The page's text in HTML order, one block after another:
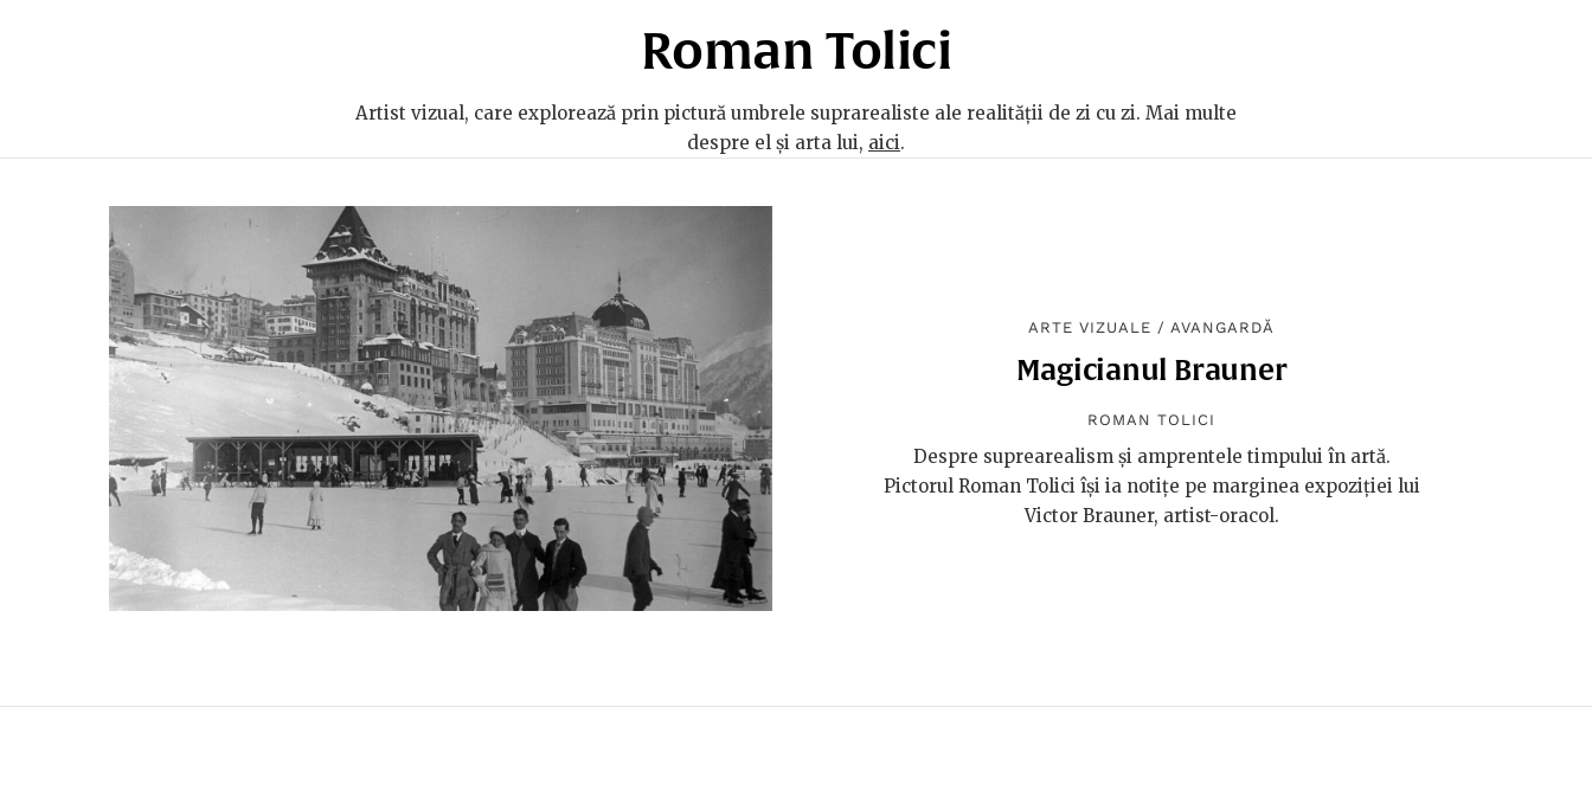
Roman Tolici
Artist vizual, care explorează prin pictură umbrele suprarealiste ale realității de zi cu zi. Mai multe
despre el și arta lui, aici.
ARTE VIZUALE /AVANGARDĂ
Magicianul Brauner
ROMAN TOLICI
Despre suprearealism și amprentele timpului în artă.
Pictorul Roman Tolici își ia notițe pe marginea expoziției lui
Victor Brauner, artist-oracol.